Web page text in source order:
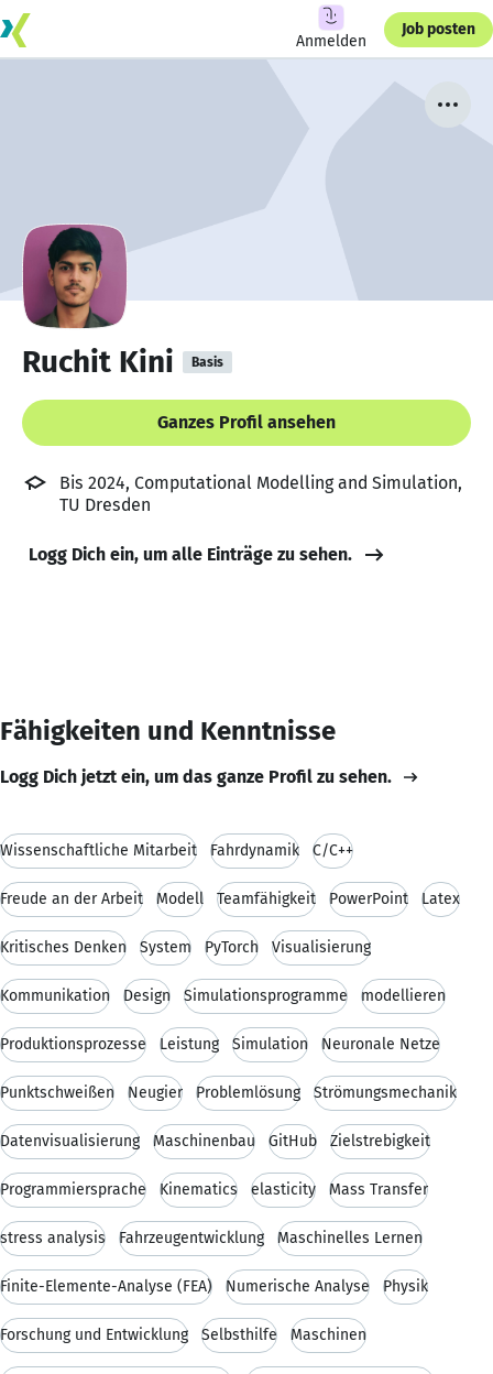
Anmelden
Job posten
Ruchit Kini Basis
Ganzes Profil ansehen
Bis 2024, Computational Modelling and Simulation,
TU Dresden
Logg Dich ein, um alle Einträge zu sehen.
Fähigkeiten und Kenntnisse
Logg Dich jetzt ein, um das ganze Profil zu sehen.
Wissenschaftliche Mitarbeit Fahrdynamik C/C++
Freude an der Arbeit Modell Teamfähigkeit PowerPoint Latex
Kritisches Denken System PyTorch Visualisierung
Kommunikation Design Simulationsprogramme modellieren
Produktionsprozesse Leistung Simulation Neuronale Netze
Punktschweißen Neugier Problemlösung Strömungsmechanik
Datenvisualisierung Maschinenbau GitHub Zielstrebigkeit
Programmiersprache Kinematics elasticity Mass Transfer
stress analysis Fahrzeugentwicklung Maschinelles Lernen
Finite-Elemente-Analyse (FEA) Numerische Analyse Physik
Forschung und Entwicklung Selbsthilfe Maschinen